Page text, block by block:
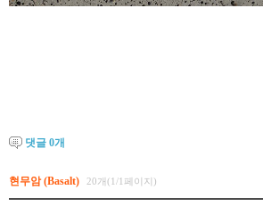
댓글 0개
현무암 (Basalt) 20개(1/1페이지)